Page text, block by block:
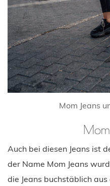
Mom Jeans
Auch bei diesen Jeans ist
der Name Mom Jeans
die Jeans buchstäblich